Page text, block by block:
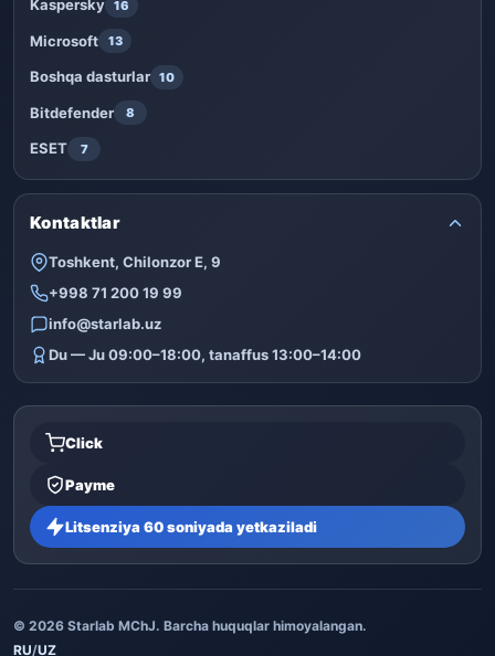
Kaspersky 16
Microsoft 13
Boshqa dasturlar 10
Bitdefender 8
ESET 7
Kontaktlar
Toshkent, Chilonzor E, 9
+998 71 200 19 99
info@starlab.uz
Du — Ju 09:00–18:00, tanaffus 13:00–14:00
Click
Payme
Litsenziya 60 soniyada yetkaziladi
© 2026 Starlab MChJ. Barcha huquqlar himoyalangan.
RU/UZ